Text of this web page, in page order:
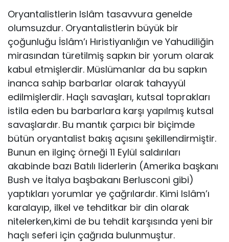
Oryantalistlerin Islâm tasavvura genelde
olumsuzdur. Oryantalistlerin büyük bir
çoğunluğu İslâm’ı Hıristiyanlığın ve Yahudiliğin
mirasından türetilmiş sap­kın bir yorum olarak
kabul etmişlerdir. Müslümanlar da bu sapkın
inanca sahip barbarlar olarak tahayyül
edilmişlerdir. Haçlı savaşları, kutsal toprakları
istila eden bu barbarlara karşı yapılmış kutsal
savaşlardır. Bu mantık çarpıcı bir biçim­de
bütün oryantalist bakış açısını şekillendirmiştir.
Bunun en ilginç örneği 11 Ey­lül saldırıları
akabinde bazı Batılı liderlerin (Amerika başkanı
Bush ve İtalya başbakanı Berlusconi gibi)
yaptıkları yorumlar ye çağrılardır. Kimi Islâm’ı
kara­layıp, ilkel ve tehditkar bir din olarak
nitelerken,kimi de bu tehdit karşısında yeni bir
haçlı seferi için çağrıda bulunmuştur.